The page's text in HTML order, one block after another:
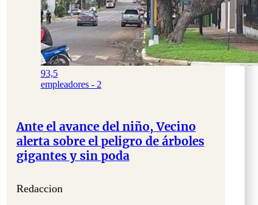
93,5
empleadores - 2
Ante el avance del niño, Vecino
alerta sobre el peligro de árboles
gigantes y sin poda
Redaccion